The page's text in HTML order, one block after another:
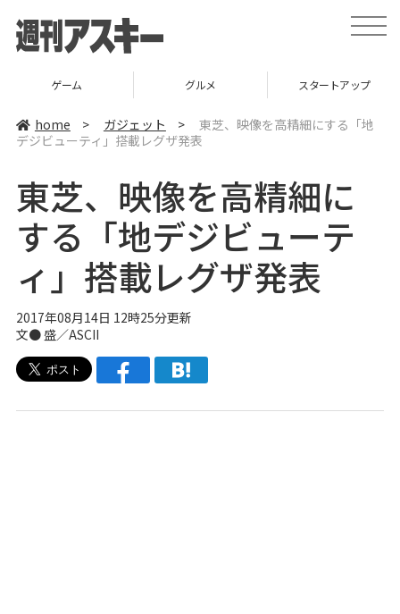
t
o
e
a
v
ゲーム グルメ スタートアップ
home > ガジェット >
東芝、映像を高精細にする「地
デジビューティ」搭載レグザ発表
東芝、映像を高精細に
する「地デジビューテ
ィ」搭載レグザ発表
2017年08月14日 12時25分更新
文● 盛／ASCII